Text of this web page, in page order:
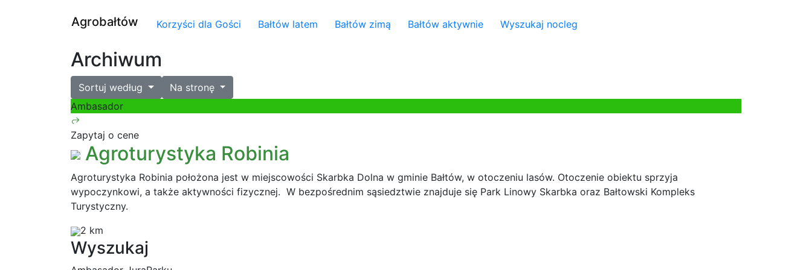
Agrobałtów Korzyści dla Gości Bałtów latem Bałtów zimą Bałtów aktywnie Wyszukaj nocleg
Archiwum
Sortuj według
Na stronę
Ambasador
Zapytaj o cene
Agroturystyka Robinia
Agroturystyka Robinia położona jest w miejscowości Skarbka Dolna w gminie Bałtów, w otoczeniu lasów. Otoczenie obiektu sprzyja
wypoczynkowi, a także aktywności fizycznej. W bezpośrednim sąsiedztwie znajduje się Park Linowy Skarbka oraz Bałtowski Kompleks
Turystyczny.
2 km
Wyszukaj